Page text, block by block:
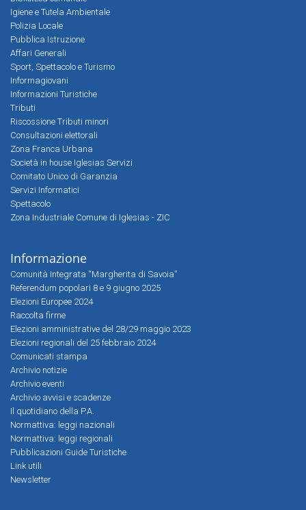
Igiene e Tutela Ambientale
Polizia Locale
Pubblica Istruzione
Affari Generali
Sport, Spettacolo e Turismo
Informagiovani
Informazioni Turistiche
Tributi
Riscossione Tributi minori
Consultazioni elettorali
Zona Franca Urbana
Società in house Iglesias Servizi
Comitato Unico di Garanzia
Servizi Informatici
Spettacolo
Zona Industriale Comune di Iglesias - ZIC
Informazione
Comunità Integrata “Margherita di Savoia”
Referendum popolari 8 e 9 giugno 2025
Elezioni Europee 2024
Raccolta firme
Elezioni amministrative del 28/29 maggio 2023
Elezioni regionali del 25 febbraio 2024
Comunicati stampa
Archivio notizie
Archivio eventi
Archivio avvisi e scadenze
Il quotidiano della P.A.
Normattiva: leggi nazionali
Normattiva: leggi regionali
Pubblicazioni Guide Turistiche
Link utili
Newsletter